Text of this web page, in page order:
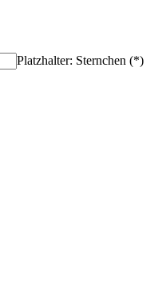
Platzhalter: Sternchen (*)